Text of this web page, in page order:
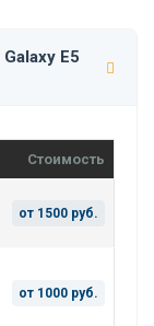
E5
Стоимость
от 1500 руб.
от 1000 руб.